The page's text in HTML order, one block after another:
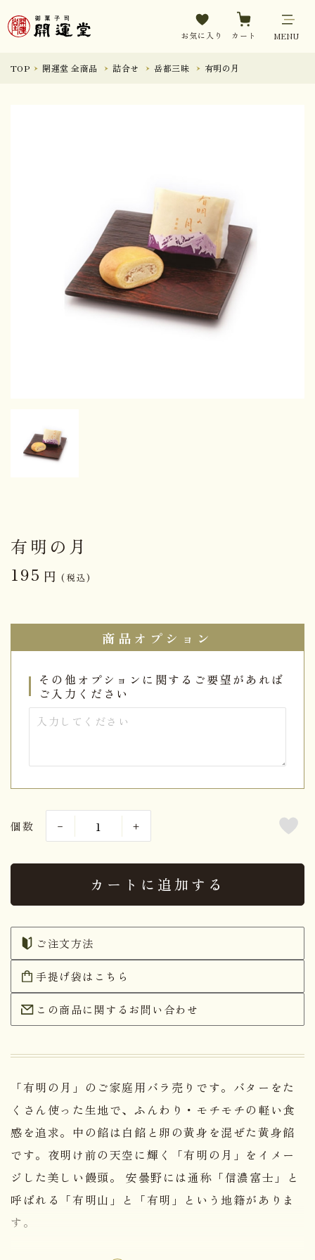
お気に入り カート MENU
TOP 開運堂 全商品 詰合せ 岳都三昧 有明の月
有明の月
195 円 (税込)
商品オプション
その他オプションに関するご要望があれば
ご入力ください
個数
カートに追加する
ご注文方法
手提げ袋はこちら
この商品に関するお問い合わせ
「有明の月」のご家庭用バラ売りです。バターをた
くさん使った生地で、ふんわり・モチモチの軽い食
感を追求。中の餡は白餡と卵の黄身を混ぜた黄身餡
です。夜明け前の天空に輝く「有明の月」をイメー
ジした美しい饅頭。 安曇野には通称「信濃富士」と
呼ばれる「有明山」と「有明」という地籍がありま
す。